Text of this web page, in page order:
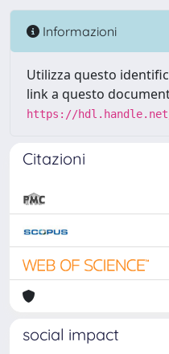
Informazioni
Utilizza questo
link a questo
https://hdl.handle.net/
Citazioni
social impact